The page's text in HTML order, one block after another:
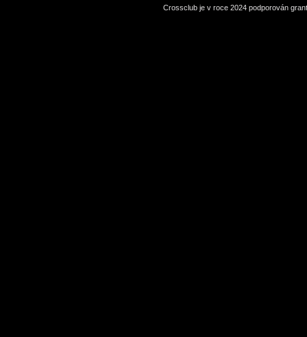
Crossclub je v roce 2024 podporován